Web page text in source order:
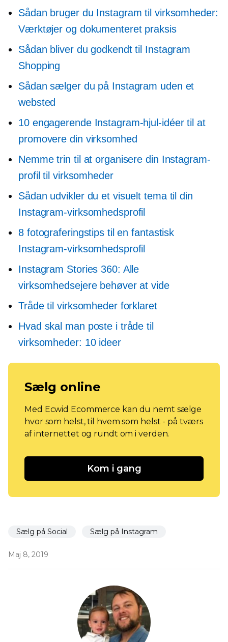
Sådan bruger du Instagram til virksomheder:
Værktøjer og dokumenteret praksis
Sådan bliver du godkendt til Instagram
Shopping
Sådan sælger du på Instagram uden et
websted
10 engagerende Instagram-hjul-idéer til at
promovere din virksomhed
Nemme trin til at organisere din Instagram-
profil til virksomheder
Sådan udvikler du et visuelt tema til din
Instagram-virksomhedsprofil
8 fotograferingstips til en fantastisk
Instagram-virksomhedsprofil
Instagram Stories 360: Alle
virksomhedsejere behøver at vide
Tråde til virksomheder forklaret
Hvad skal man poste i tråde til
virksomheder: 10 ideer
Sælg online
Med Ecwid Ecommerce kan du nemt sælge
hvor som helst, til hvem som helst - på tværs
af internettet og rundt om i verden.
Kom i gang
Sælg på Social Sælg på Instagram
Maj 8, 2019